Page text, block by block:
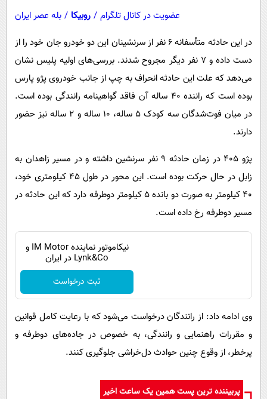
اجتماعی
حیات وحش
سیاست خارجی
عضویت در کانال تلگرام / روبیکا / بله عصر ایران
در این حادثه متأسفانه ۶ نفر از سرنشینان این دو خودرو جان خود را از
دست داده و ۷ نفر دیگر مجروح شدند. بررسی‌های اولیه پلیس نشان
می‌دهد که علت این حادثه انحراف به چپ از جانب خودروی پژو پارس
بوده است که راننده ۴۰ ساله آن فاقد گواهینامه رانندگی بوده است.
در میان فوت‌شدگان سه کودک ۵ ساله، ۱۰ ساله و ۲ ساله نیز حضور
دارند.
پژو ۴۰۵ در زمان حادثه ۹ نفر سرنشین داشته و در مسیر زاهدان به
زابل در حال حرکت بوده است. این محور در طول ۴۵ کیلومتری خود،
۴۰ کیلومتر به صورت دو بانده ۵ کیلومتر دوطرفه دارد که این حادثه در
مسیر دوطرفه رخ داده است.
نیکاموتور نماینده IM Motor و
Lynk&Co در ایران
ثبت درخواست
وی ادامه داد: از رانندگان درخواست می‌شود که با رعایت کامل قوانین
و مقررات راهنمایی و رانندگی، به خصوص در جاده‌های دوطرفه و
پرخطر، از وقوع چنین حوادث دل‌خراشی جلوگیری کنند.
پربیننده ترین پست همین یک ساعت اخیر